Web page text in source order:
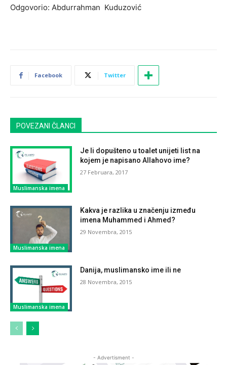
Odgovorio: Abdurrahman Kuduzović
Facebook Twitter
POVEZANI ČLANCI
Muslimanska imena
Je li dopušteno u toalet unijeti list na
kojem je napisano Allahovo ime?
27 Februara, 2017
Muslimanska imena
Kakva je razlika u značenju između
imena Muhammed i Ahmed?
29 Novembra, 2015
Muslimanska imena
Danija, muslimansko ime ili ne
28 Novembra, 2015
- Advertisment -